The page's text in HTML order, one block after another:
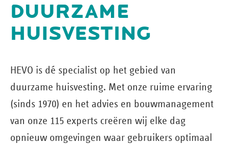
DUURZAME
HUISVESTING
HEVO is dé specialist op het gebied van
duurzame huisvesting. Met onze ruime ervaring
(sinds 1970) en het advies en bouw­management
van onze 115 experts creëren wij elke dag
opnieuw omgevingen waar gebruikers optimaal